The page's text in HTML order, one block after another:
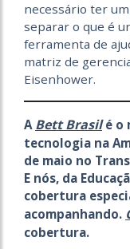
necessário ter
separar o que é
ferramenta de
matriz de
Eisenhower.
A Bett Brasilé o
tecnologia na
de maio no
E nós, da
cobertura
acompanhando.
cobertura.